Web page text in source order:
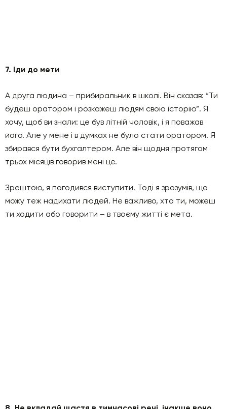
7. Іди до мети
А друга людина – прибиральник в школі. Він сказав: “Ти
будеш оратором і розкажеш людям свою історію”. Я
хочу, щоб ви знали: це був літній чоловік, і я поважав
його. Але у мене і в думках не було стати оратором. Я
збирався бути бухгалтером. Але він щодня протягом
трьох місяців говорив мені це.
Зрештою, я погодився виступити. Тоді я зрозумів, що
можу теж надихати людей. Не важливо, хто ти, можеш
ти ходити або говорити – в твоєму житті є мета.